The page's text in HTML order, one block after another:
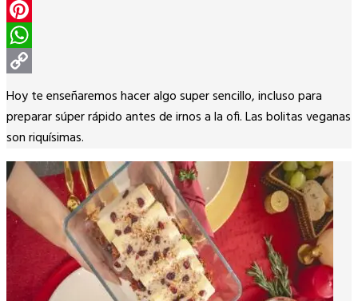
Twitter
Pinterest
WhatsApp
Copy
Link
Hoy te enseñaremos hacer algo super sencillo, incluso para
preparar súper rápido antes de irnos a la ofi. Las bolitas veganas
son riquísimas.